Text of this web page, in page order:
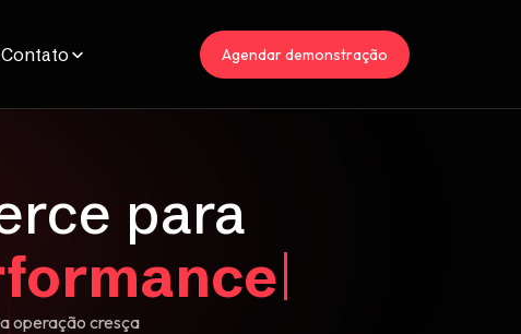
Contato Agendar demonstração
para
per
operação cresça